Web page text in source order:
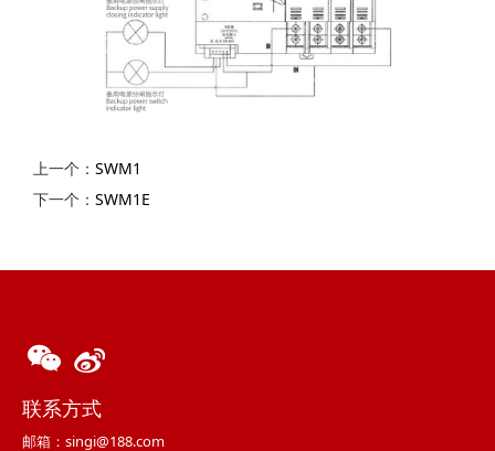
上一个： SWM1
下一个： SWM1E
联系方式
邮箱：singi@188.com